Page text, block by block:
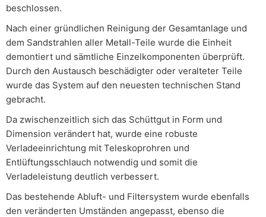
beschlossen.
Nach einer gründlichen Reinigung der Gesamtanlage und
dem Sandstrahlen aller Metall-Teile wurde die Einheit
demontiert und sämtliche Einzelkomponenten überprüft.
Durch den Austausch beschädigter oder veralteter Teile
wurde das System auf den neuesten technischen Stand
gebracht.
Da zwischenzeitlich sich das Schüttgut in Form und
Dimension verändert hat, wurde eine robuste
Verladeeinrichtung mit Teleskoprohren und
Entlüftungsschlauch notwendig und somit die
Verladeleistung deutlich verbessert.
Das bestehende Abluft- und Filtersystem wurde ebenfalls
den veränderten Umständen angepasst, ebenso die